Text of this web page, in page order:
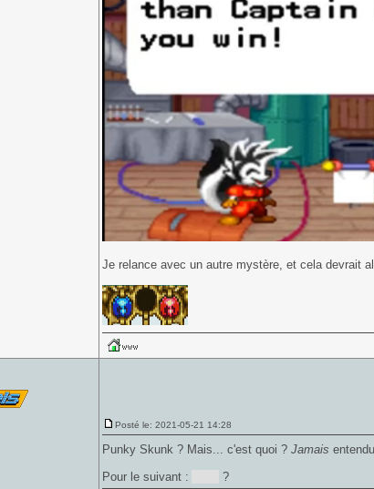
Je relance avec un autre mystère, et cela devrait
Posté le: 2021-05-21 14:28
Punky Skunk ? Mais... c'est quoi ? Jamais
Pour le suivant :
?